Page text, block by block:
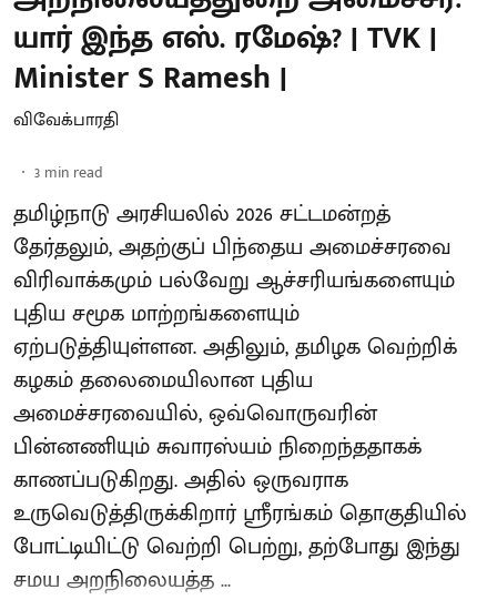
யார் இந்த எஸ். ரமேஷ்? | TVK |
Minister S Ramesh |
விவேக்பாரதி
3 min read
தமிழ்நாடு அரசியலில் 2026 சட்டமன்றத்
தேர்தலும், அதற்குப் பிந்தைய அமைச்சரவை
விரிவாக்கமும் பல்வேறு ஆச்சரியங்களையும்
புதிய சமூக மாற்றங்களையும்
ஏற்படுத்தியுள்ளன. அதிலும், தமிழக வெற்றிக்
கழகம் தலைமையிலான புதிய
அமைச்சரவையில், ஒவ்வொருவரின்
பின்னணியும் சுவாரஸ்யம் நிறைந்ததாகக்
காணப்படுகிறது. அதில் ஒருவராக
உருவெடுத்திருக்கிறார் ஸ்ரீரங்கம் தொகுதியில்
போட்டியிட்டு வெற்றி பெற்று, தற்போது இந்து
சமய அறநிலையத்த ...